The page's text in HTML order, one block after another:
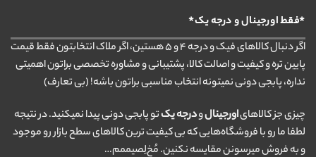
*فقط اورجینال و درجه یک*
اگر دنبال کالاهای فیک و درجه ۴ و ۵ هستین، اگر ملاک انتخابتون فقط قیمت
پایین تره و کیفیت و اصالت کالا، پشتیبانی و مشاوره تخصصی براتون اهمیتی
نداره، پابجی دونی نمیتونه انتخاب مناسبی براتون باشه! (بی تعارف)
چیزی جز کالاهایاورجینالودرجه یکتو پابجی دونی پیدا نمیکنید. در نتیجه
لطفا ما رو با فروشگاه‌هایی که بی کیفیت ترین کالاهای سطح بازار رو موجود
و به فروش میرسونن مقایسه نکنین. مُخ‌لِصیممم…